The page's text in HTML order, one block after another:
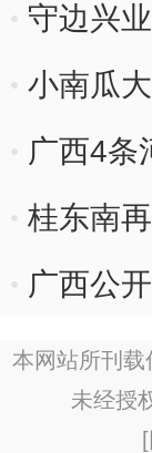
守边兴
小南瓜
广西4条
桂东南
广西公
本网站所刊
未经授
[